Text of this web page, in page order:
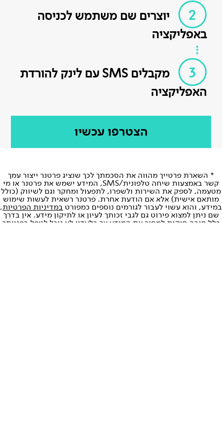
2
יוצרים שם משתמש לכניסה
באפליקציה
3
מקבלים SMS עם לינק להורדת
האפליקציה
הצטרפו עכשיו
* השארת פרטייך מהווה את הסכמתך לכך שנציג פרטנר ייצור עמך
קשר באמצעות שיחה טלפונית/SMS, המידע ישמש את פרטנר או מי
מטעמה, לספק את השירות ולשפרו, לתפעול ומחקר וגם לשיווק (כולל
מותאם אישית) אלא אם הודעת אחרת. פרטנר רשאית לעשות שימוש
במידע, והוא עשוי לעבור לגורמים נוספים כמפורט במדיניות הפרטיות,
שם ניתן למצוא פירוט גם לגבי זכותך לעיון או לתיקון מידע. אין בדרך
כלל חובה חוקית למסור את המידע אך בלעדיו לא נוכל לטפל בפנייתך